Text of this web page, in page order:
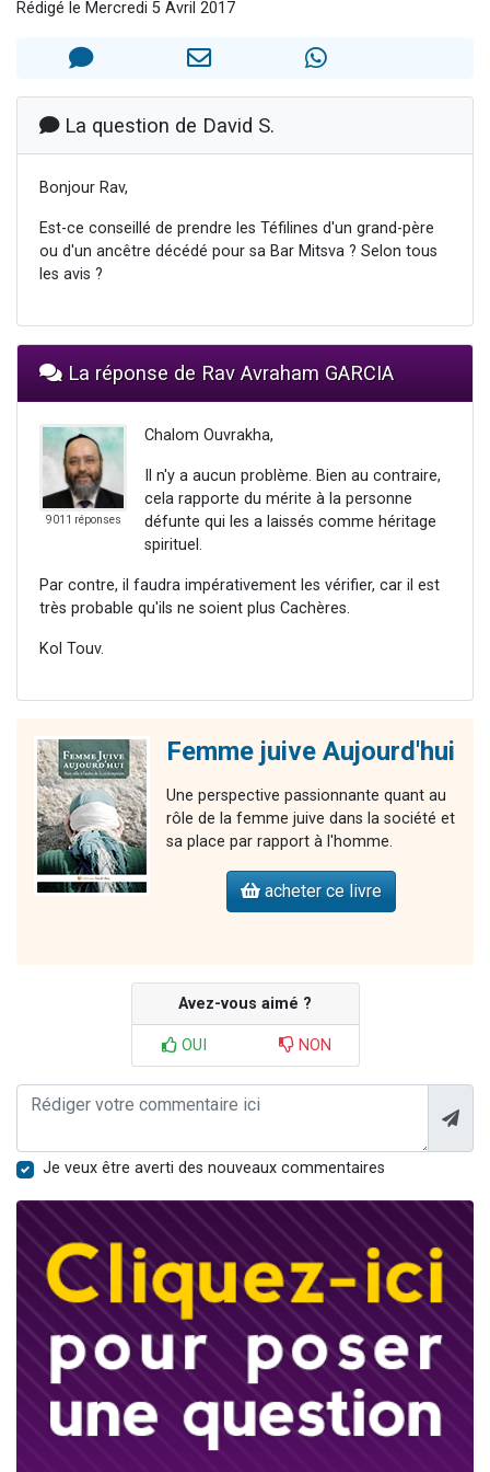
12 nouvelles musiques dans Torah-Box Music
2 personnes viennent de nous rejoindre sur WhatsApp
Rédigé le Mercredi 5 Avril 2017
La question de David S.
Bonjour Rav,
Est-ce conseillé de prendre les Téfilines d'un grand-père
ou d'un ancêtre décédé pour sa Bar Mitsva ? Selon tous
les avis ?
La réponse de Rav Avraham GARCIA
9011 réponses
Chalom Ouvrakha,
Il n'y a aucun problème. Bien au contraire,
cela rapporte du mérite à la personne
défunte qui les a laissés comme héritage
spirituel.
Par contre, il faudra impérativement les vérifier, car il est
très probable qu'ils ne soient plus Cachères.
Kol Touv.
Femme juive Aujourd'hui
Une perspective passionnante quant au
rôle de la femme juive dans la société et
sa place par rapport à l'homme.
acheter ce livre
Avez-vous aimé ?
OUI NON
Je veux être averti des nouveaux commentaires